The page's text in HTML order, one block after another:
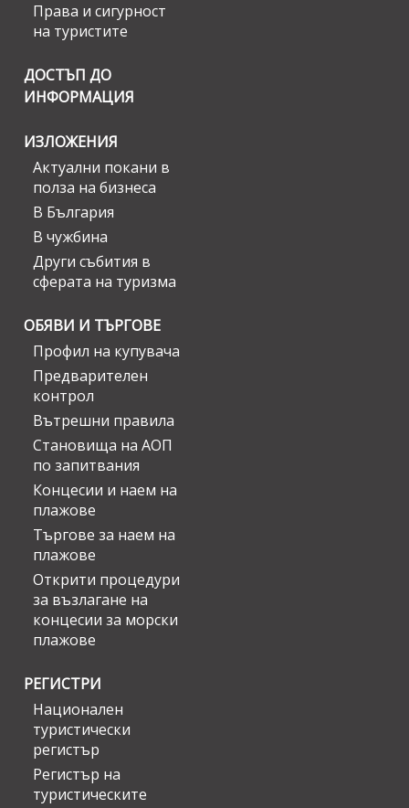
Права и сигурност
на туристите
ДОСТЪП ДО
ИНФОРМАЦИЯ
ИЗЛОЖЕНИЯ
Актуални покани в
полза на бизнеса
В България
В чужбина
Други събития в
сферата на туризма
ОБЯВИ И ТЪРГОВЕ
Профил на купувача
Предварителен
контрол
Вътрешни правила
Становища на АОП
по запитвания
Концесии и наем на
плажове
Търгове за наем на
плажове
Открити процедури
за възлагане на
концесии за морски
плажове
РЕГИСТРИ
Национален
туристически
регистър
Регистър на
туристическите